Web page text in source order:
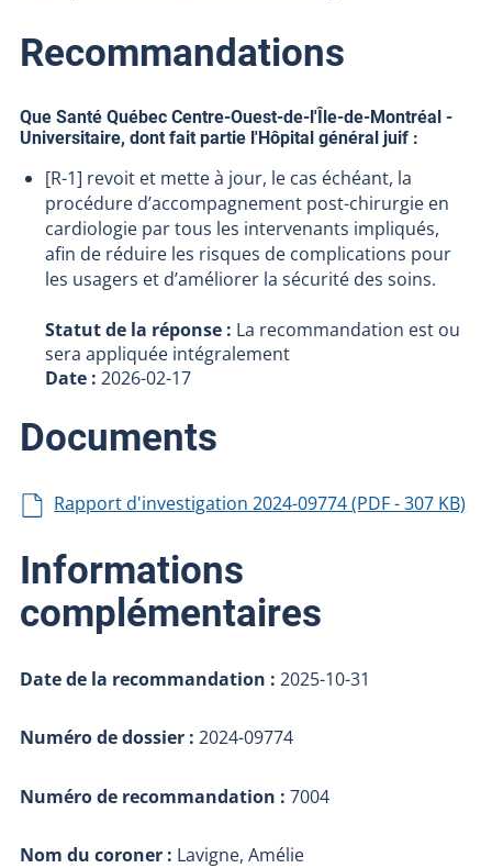
Recommandations
Que Santé Québec Centre-Ouest-de-l'Île-de-Montréal -
Universitaire, dont fait partie l'Hôpital général juif :
[R-1] revoit et mette à jour, le cas échéant, la
procédure d’accompagnement post-chirurgie en
cardiologie par tous les intervenants impliqués,
afin de réduire les risques de complications pour
les usagers et d’améliorer la sécurité des soins.
Statut de la réponse : La recommandation est ou
sera appliquée intégralement
Date :2026-02-17
Documents
Rapport d'investigation 2024-09774 (PDF - 307 KB)
Informations
complémentaires
Date de la recommandation : 2025-10-31
Numéro de dossier : 2024-09774
Numéro de recommandation : 7004
Nom du coroner : Lavigne, Amélie